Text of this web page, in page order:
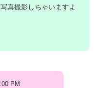
真撮影しちゃいますよ
PM